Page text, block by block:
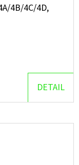
4B/4C/4D,
DETAIL